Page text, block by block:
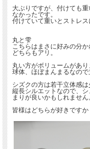
大ぶりですが、付けても
なかったです。
付けていて重いとストレス
丸と雫
こちらはまさに好みの分か
どちらもアリ。
丸い方がボリュームがあり
球体、ほぼまんまるなので
シズクの方は若干立体感は
縦長シルエットなので、
まりが良いかもしれません
皆様はどちらが好きですか